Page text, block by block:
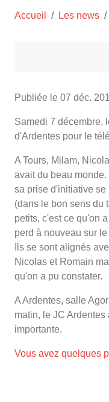
Accueil Les news
Publiée le 07 déc.
Samedi 7 décembre,
d'Ardentes pour le
A Tours, Milam,
avait du beau
sa prise d'initiative se
(dans le bon sens du
petits, c'est ce qu'on
perd à nouveau sur
Ils se sont alignés
Nicolas et Romain
qu'on a pu constater.
A Ardentes, salle
matin, le JC
importante.
Vous avez quelques